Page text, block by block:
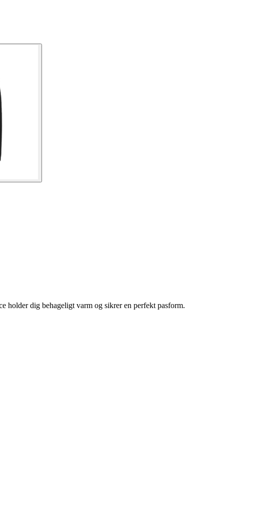
holder dig behageligt varm og sikrer en perfekt pasform.